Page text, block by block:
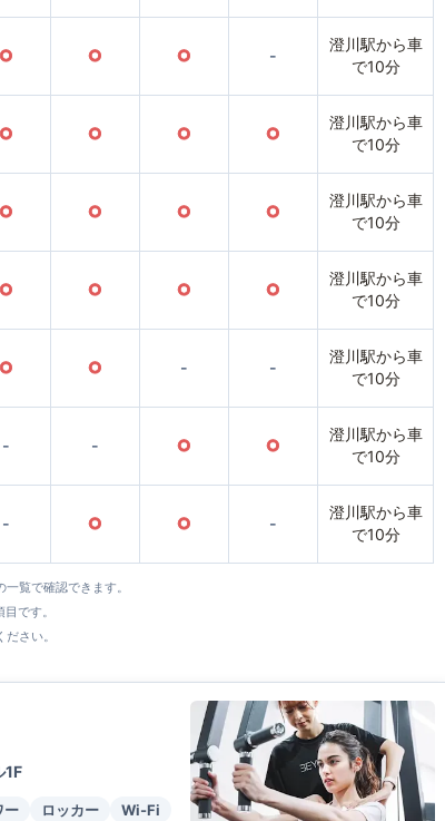
○ ○ ○ -
澄川駅から車
で10分
○ ○ ○ ○
澄川駅から車
で10分
○ ○ ○ ○
澄川駅から車
で10分
○ ○ ○ ○
澄川駅から車
で10分
○ ○ - -
澄川駅から車
で10分
- - ○ ○
澄川駅から車
で10分
- ○ ○ -
澄川駅から車
で10分
覧で確認できます。
です。
さい。
1F
ー ロッカー
Wi-Fi